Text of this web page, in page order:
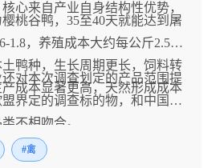
心来自产业自身结构性优势，
桃谷鸭，35至40天就能达到屠
1.8，养殖成本大约每公斤2.5元
鸭种，生长周期更长，饲料转
成本显著更高，天然形成成本
对本次调查划定的产品范围提
界定的调查标的物，和中国实
不相吻合。
#禽